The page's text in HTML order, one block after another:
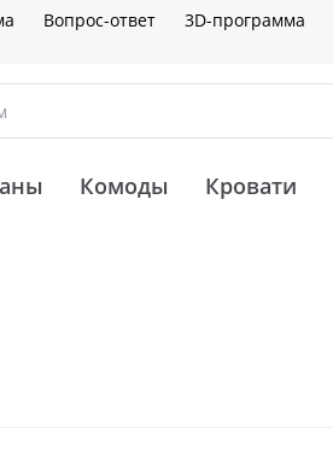
Вопрос-ответ 3D-программа
Комоды Кровати